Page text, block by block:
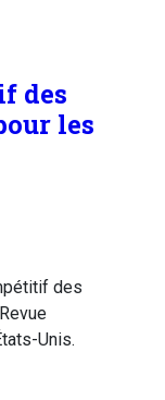
des
les
des
Unis.